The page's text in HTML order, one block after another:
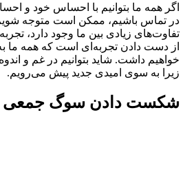
اگر همه ما بتوانیم با احساس خود و
در تماس باشیم، ممکن است متوجه
تفاوت‌های زیادی بین ما وجود دارد،
از دست دادن تجربه‌ای است که همه ما
خواهیم داشت. شاید بتوانیم در غم و
زیرا به سوی امیدی جدید پیش می‌رویم.
شکست دادن سوگ جمعی